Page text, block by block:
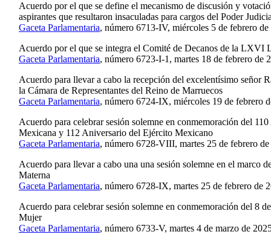
Acuerdo por el que se define el mecanismo de discusión y
aspirantes que resultaron insaculadas para cargos del Poder
Gaceta Parlamentaria, número 6713-IV, miércoles 5 de febrero de
Acuerdo por el que se integra el Comité de Decanos de la LXVI
Gaceta Parlamentaria, número 6723-I-1, martes 18 de febrero de
Acuerdo para llevar a cabo la recepción del excelentísimo señor
la Cámara de Representantes del Reino de Marruecos
Gaceta Parlamentaria, número 6724-IX, miércoles 19 de febrero
Acuerdo para celebrar sesión solemne en conmemoración del
Mexicana y 112 Aniversario del Ejército Mexicano
Gaceta Parlamentaria, número 6728-VIII, martes 25 de febrero
Acuerdo para llevar a cabo una una sesión solemne en el marco
Materna
Gaceta Parlamentaria, número 6728-IX, martes 25 de febrero de
Acuerdo para celebrar sesión solemne en conmemoración del 8
Mujer
Gaceta Parlamentaria, número 6733-V, martes 4 de marzo de